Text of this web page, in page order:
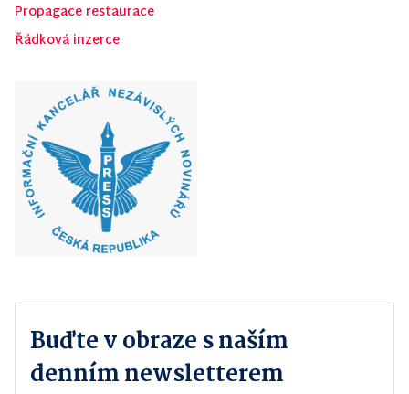
Propagace restaurace
Řádková inzerce
Buďte v obraze s naším
denním newsletterem